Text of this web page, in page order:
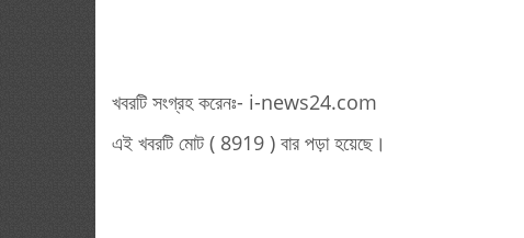
খবরটি সংগ্রহ করেনঃ- i-news24.com
এই খবরটি মোট ( 8919 ) বার পড়া হয়েছে।